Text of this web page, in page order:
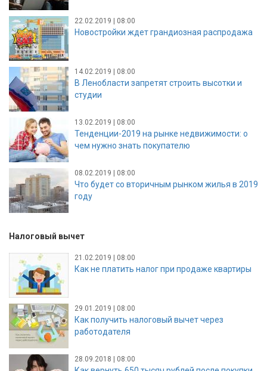
22.02.2019 | 08:00
Новостройки ждет грандиозная распродажа
14.02.2019 | 08:00
В Ленобласти запретят строить высотки и
студии
13.02.2019 | 08:00
Тенденции-2019 на рынке недвижимости: о
чем нужно знать покупателю
08.02.2019 | 08:00
Что будет со вторичным рынком жилья в 2019
году
Налоговый вычет
21.02.2019 | 08:00
Как не платить налог при продаже квартиры
29.01.2019 | 08:00
Как получить налоговый вычет через
работодателя
28.09.2018 | 08:00